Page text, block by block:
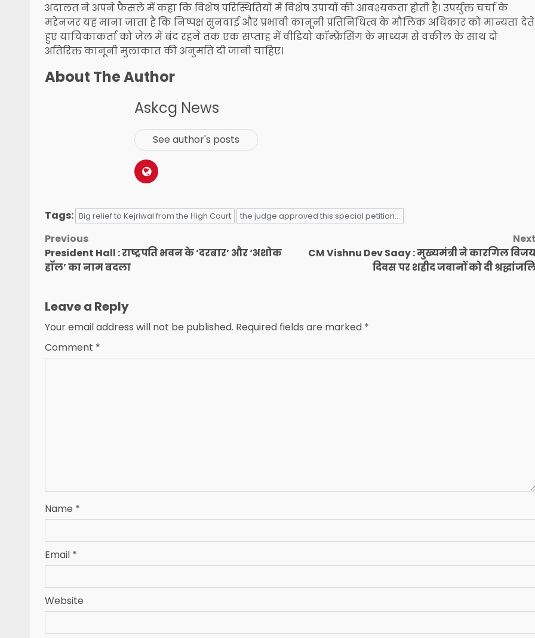
अदालत ने अपने फैसले में कहा कि विशेष परिस्थितियों में विशेष उपायों की आवश्यकता होती है। उपर्युक्त चर्चा के
मद्देनजर यह माना जाता है कि निष्पक्ष सुनवाई और प्रभावी कानूनी प्रतिनिधित्व के मौलिक अधिकार को मान्यता देते
हुए याचिकाकर्ता को जेल में बंद रहने तक एक सप्ताह में वीडियो कॉन्फ्रेंसिंग के माध्यम से वकील के साथ दो
अतिरिक्त कानूनी मुलाकात की अनुमति दी जानी चाहिए।
About The Author
Askcg News
See author's posts
Tags: Big relief to Kejriwal from the High Court the judge approved this special petition...
Post
navigation
Previous
President Hall : राष्ट्रपति भवन के ‘दरबार’ और ‘अशोक
हॉल’ का नाम बदला
CM Vishnu Dev Saay : मुख्यमंत्री ने कारगिल
दिवस पर शहीद जवानों को दी
Leave a Reply
Your email address will not be published. Required fields are marked *
Comment *
Name *
Email *
Website